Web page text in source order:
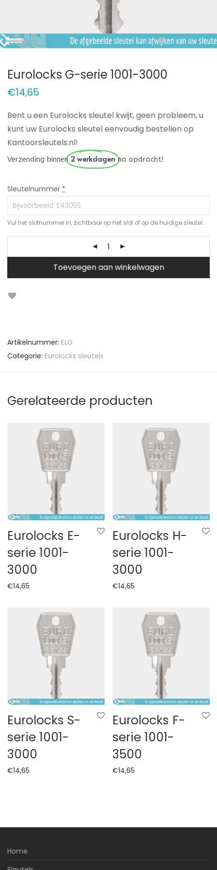
Eurolocks G-serie 1001-3000
€14,65
Bent u een Eurolocks sleutel kwijt, geen probleem, u
kunt uw Eurolocks sleutel eenvoudig bestellen op
Kantoorsleutels.nl!
Verzending binnen 2 werkdagen na opdracht!
Sleutelnummer *
Vul het slotnummer in, zichtbaar op het slot of op de huidige sleutel.
Toevoegen aan winkelwagen
Artikelnummer: ELG
Categorie: Eurolocks sleutels
Gerelateerde producten
Eurolocks E-
serie 1001-
3000
€14,65
Eurolocks H-
serie 1001-
3000
€14,65
Eurolocks S-
serie 1001-
3000
€14,65
Eurolocks F-
serie 1001-
3500
€14,65
Home